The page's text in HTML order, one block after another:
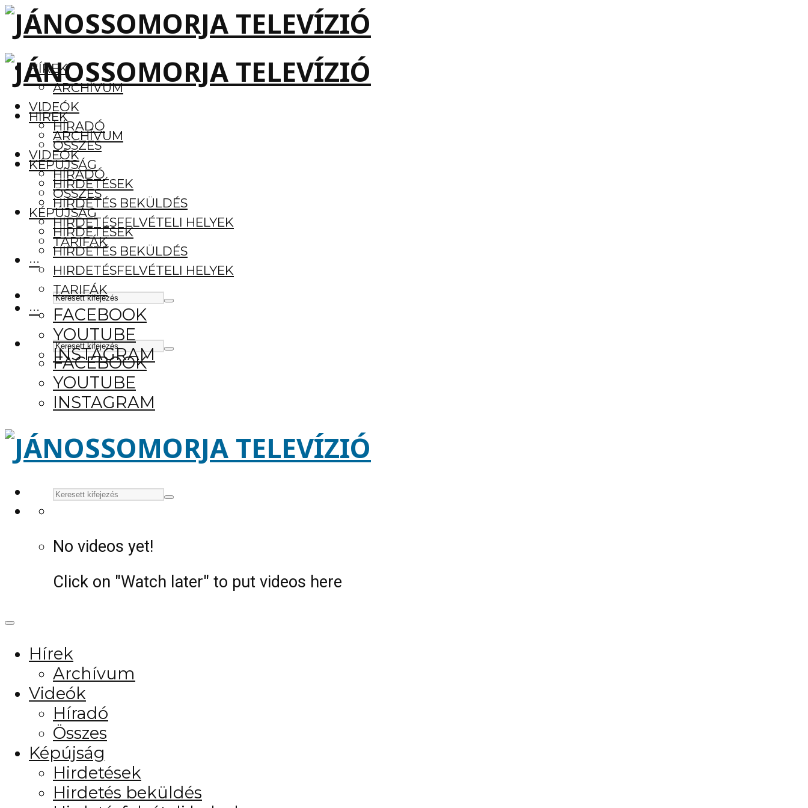
HÍREK
ARCHÍVUM
VIDEÓK
HÍRADÓ
ÖSSZES
KÉPÚJSÁG
HIRDETÉSEK
HIRDETÉS BEKÜLDÉS
HIRDETÉSFELVÉTELI HELYEK
TARIFÁK
···
FACEBOOK
YOUTUBE
INSTAGRAM
HÍREK
ARCHÍVUM
VIDEÓK
HÍRADÓ
ÖSSZES
KÉPÚJSÁG
HIRDETÉSEK
HIRDETÉS BEKÜLDÉS
HIRDETÉSFELVÉTELI HELYEK
TARIFÁK
···
FACEBOOK
YOUTUBE
INSTAGRAM
No videos yet!
Click on "Watch later" to put videos here
Hírek
Archívum
Videók
Híradó
Összes
Képújság
Hirdetések
Hirdetés beküldés